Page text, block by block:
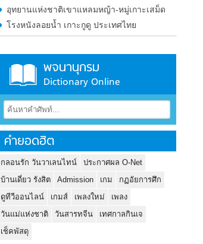
อุทยานแห่งชาติเขาแหลมหญ้า-หมู่เกาะเสม็ด
โรงหนังลอยน้ำ เกาะกูดู ประเทศไทย
พจนานุกรม
Dictionary Online
คำยอดฮิต
กลอนรัก วันวาเลนไทน์
ประกาศผล O-Net
บ้านเดี่ยว รังสิต
Admission เกม
กฏอัยการศึก
ดูทีวีออนไลน์
เกมส์ เพลงใหม่
เพลง
วันแม่แห่งชาติ
วันสารทจีน
เทศกาลกินเจ
เช็คพัสดุ